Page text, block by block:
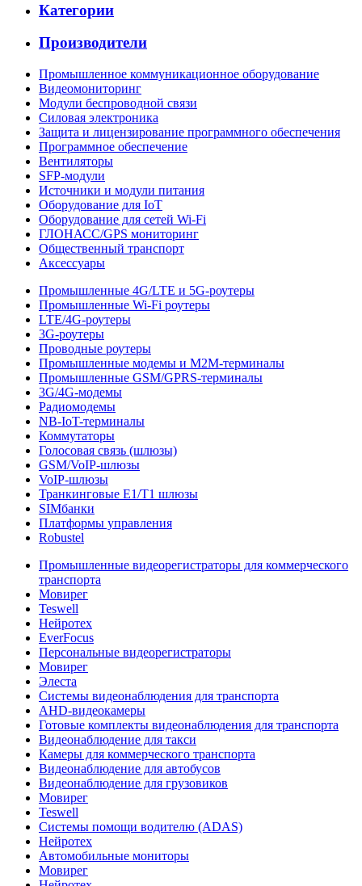
Категории
Производители
Промышленное коммуникационное оборудование
Видеомониторинг
Модули беспроводной связи
Силовая электроника
Защита и лицензирование программного обеспечения
Программное обеспечение
Вентиляторы
SFP-модули
Источники и модули питания
Оборудование для IoT
Оборудование для сетей Wi-Fi
ГЛОНАСС/GPS мониторинг
Общественный транспорт
Аксессуары
Промышленные 4G/LTE и 5G-роутеры
Промышленные Wi-Fi роутеры
LTE/4G-роутеры
3G-роутеры
Проводные роутеры
Промышленные модемы и M2M-терминалы
Промышленные GSM/GPRS-терминалы
3G/4G-модемы
Радиомодемы
NB-IoT-терминалы
Коммутаторы
Голосовая связь (шлюзы)
GSM/VoIP-шлюзы
VoIP-шлюзы
Транкинговые E1/T1 шлюзы
SIMбанки
Платформы управления
Robustel
Промышленные видеорегистраторы для коммерческого
транспорта
Мовирег
Teswell
Нейротех
EverFocus
Персональные видеорегистраторы
Мовирег
Элеста
Системы видеонаблюдения для транспорта
AHD-видеокамеры
Готовые комплекты видеонаблюдения для транспорта
Видеонаблюдение для такси
Камеры для коммерческого транспорта
Видеонаблюдение для автобусов
Видеонаблюдение для грузовиков
Мовирег
Teswell
Системы помощи водителю (ADAS)
Нейротех
Автомобильные мониторы
Мовирег